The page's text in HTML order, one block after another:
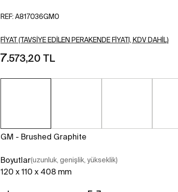
REF: A817036GM0
FIYAT (TAVSIYE EDILEN PERAKENDE FIYATI, KDV DAHIL)
7.573,20 TL
GM - Brushed Graphite
Boyutlar(uzunluk, genişlik, yükseklik)
120 x 110 x 408 mm